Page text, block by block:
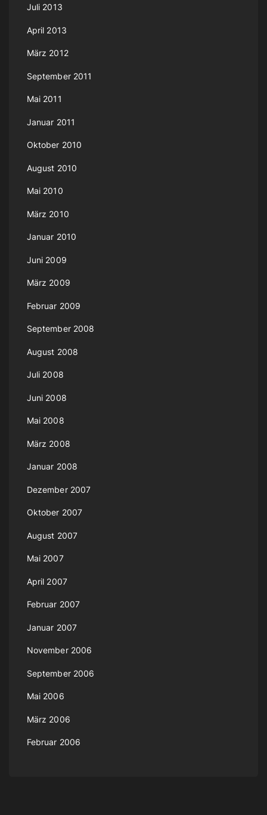
Juli 2013
April 2013
März 2012
September 2011
Mai 2011
Januar 2011
Oktober 2010
August 2010
Mai 2010
März 2010
Januar 2010
Juni 2009
März 2009
Februar 2009
September 2008
August 2008
Juli 2008
Juni 2008
Mai 2008
März 2008
Januar 2008
Dezember 2007
Oktober 2007
August 2007
Mai 2007
April 2007
Februar 2007
Januar 2007
November 2006
September 2006
Mai 2006
März 2006
Februar 2006